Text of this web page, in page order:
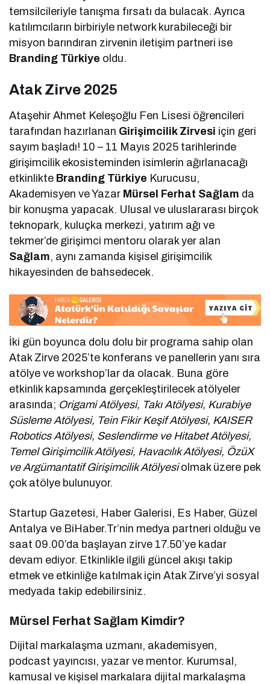
temsilcileriyle tanışma fırsatı da bulacak. Ayrıca
katılımcıların birbiriyle network kurabileceği bir
misyon barındıran zirvenin iletişim partneri ise
Branding Türkiye oldu.
Atak Zirve 2025
Ataşehir Ahmet Keleşoğlu Fen Lisesi öğrencileri
tarafından hazırlanan Girişimcilik Zirvesi için geri
sayım başladı! 10 – 11 Mayıs 2025 tarihlerinde
girişimcilik ekosisteminden isimlerin ağırlanacağı
etkinlikte Branding Türkiye Kurucusu,
Akademisyen ve Yazar Mürsel Ferhat Sağlam da
bir konuşma yapacak. Ulusal ve uluslararası birçok
teknopark, kuluçka merkezi, yatırım ağı ve
tekmer’de girişimci mentoru olarak yer alan
Sağlam, aynı zamanda kişisel girişimcilik
hikayesinden de bahsedecek.
İki gün boyunca dolu dolu bir programa sahip olan
Atak Zirve 2025’te konferans ve panellerin yanı sıra
atölye ve workshop’lar da olacak. Buna göre
etkinlik kapsamında gerçekleştirilecek atölyeler
arasında; Origami Atölyesi, Takı Atölyesi, Kurabiye
Süsleme Atölyesi, Tein Fikir Keşif Atölyesi, KAISER
Robotics Atölyesi, Seslendirme ve Hitabet Atölyesi,
Temel Girişimcilik Atölyesi, Havacılık Atölyesi, ÖzüX
ve Argümantatif Girişimcilik Atölyesiolmak üzere pek
çok atölye bulunuyor.
Startup Gazetesi, Haber Galerisi, Es Haber, Güzel
Antalya ve BiHaber.Tr’nin medya partneri olduğu ve
saat 09.00’da başlayan zirve 17.50’ye kadar
devam ediyor. Etkinlikle ilgili güncel akışı takip
etmek ve etkinliğe katılmak için Atak Zirve’yi sosyal
medyada takip edebilirsiniz.
Mürsel Ferhat Sağlam Kimdir?
Dijital markalaşma uzmanı, akademisyen,
podcast yayıncısı, yazar ve mentor. Kurumsal,
kamusal ve kişisel markalara dijital markalaşma